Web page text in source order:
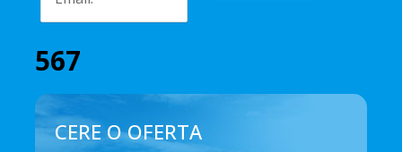
567
CERE O OFERTA